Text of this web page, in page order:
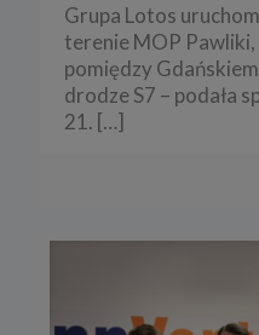
Grupa Lotos
terenie MOP
pomiędzy
drodze S7 – podała
21. […]